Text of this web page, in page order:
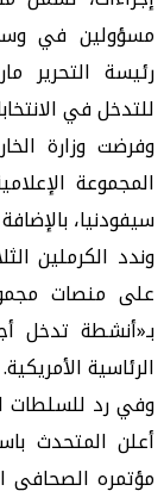
مسؤولين في
رئيسة التحرير
للتدخل في
وفرضت وزارة
المجموعة
سيفودنيا،
وندد الكرملين
على منصات
بـ«أنشطة تدخل
الرئاسية الأمريكية.
وفي رد للسلطات
أعلن المتحدث
مؤتمره الصحافي